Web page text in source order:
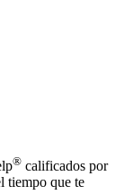
® calificados por
tiempo que te